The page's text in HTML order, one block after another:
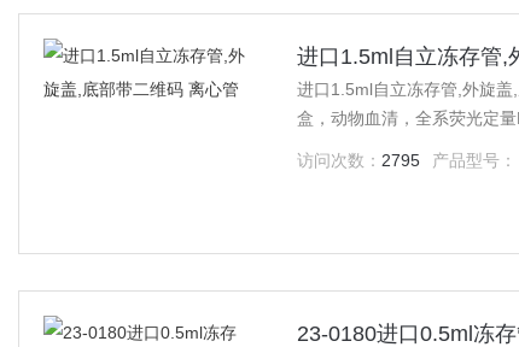
进口1.5ml自立冻存管,
进口1.5ml自立冻存管,外旋
盒，动物血清，全系荧光定
访问次数： 2795 产品型号：
23-0180进口0.5ml冻